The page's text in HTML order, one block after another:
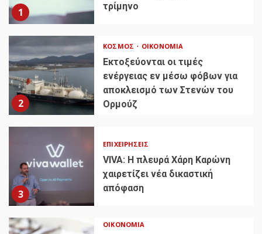
1
τρίμηνο
2
ΚΌΣΜΟΣ ΟΙΚΟΝΟΜΊΑ
Εκτοξεύονται οι τιμές
ενέργειας εν μέσω φόβων για
αποκλεισμό των Στενών του
Ορμούζ
3
ΕΠΙΧΕΙΡΉΣΕΙΣ
VIVA: Η πλευρά Χάρη Καρώνη
χαιρετίζει νέα δικαστική
απόφαση
ΟΙΚΟΝΟΜΊΑ